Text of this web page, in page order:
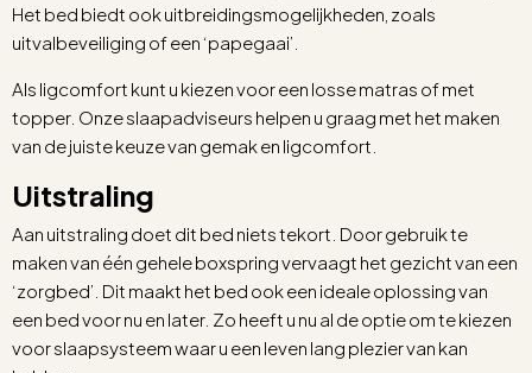
Het bed biedt ook uitbreidingsmogelijkheden, zoals
uitvalbeveiliging of een ‘papegaai’.
Als ligcomfort kunt u kiezen voor een losse matras of met
topper. Onze slaapadviseurs helpen u graag met het maken
van de juiste keuze van gemak en ligcomfort.
Uitstraling
Aan uitstraling doet dit bed niets tekort. Door gebruik te
maken van één gehele boxspring vervaagt het gezicht van een
‘zorgbed’. Dit maakt het bed ook een ideale oplossing van
een bed voor nu en later. Zo heeft u nu al de optie om te kiezen
voor slaapsysteem waar u een leven lang plezier van kan